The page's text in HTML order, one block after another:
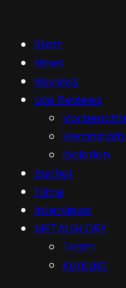
Start
News
Reviews
Live Reviews
Galerien
Bücher
Filme
Interviews
METALGLORY
Team
Kontakt